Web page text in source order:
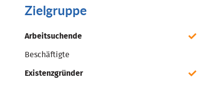
Zielgruppe
Arbeitsuchende
Beschäftigte
Existenzgründer